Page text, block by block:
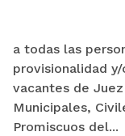
a todas las
provisionalidad
vacantes de
Municipales,
Promiscuos del...